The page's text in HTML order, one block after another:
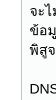
จะ
ข้อ
พิสู